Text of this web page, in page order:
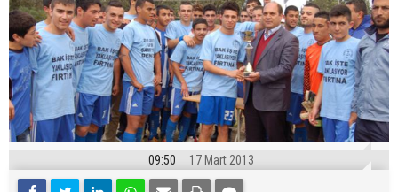
09:50 17 Mart 2013